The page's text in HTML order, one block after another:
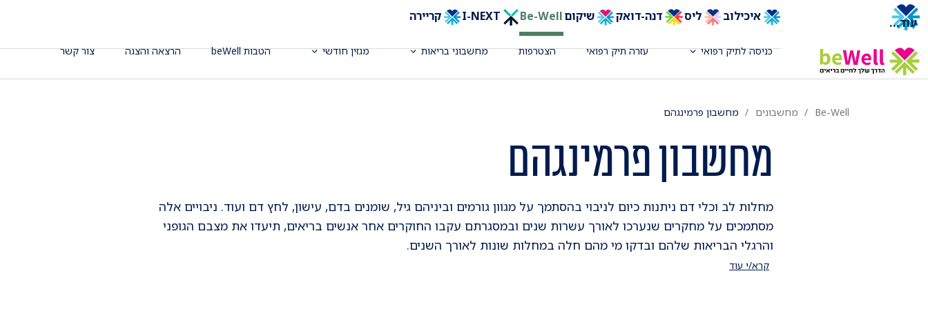
איכילוב ליס דנה-דואק שיקוםBe-Well קריירה
כניסה לתיק רפואי עזרה תיק רפואי הצטרפות מחשבוני בריאות מגזין חודשי הטבות beWell הרצאה והצגה צור קשר
עוד...
Be-Well מחשבונים מחשבון פרמינגהם
מחשבון פרמינגהם
מחלות לב וכלי דם ניתנות כיום לניבוי בהסתמך על מגוון גורמים וביניהם גיל, שומנים בדם, עישון, לחץ דם ועוד. ניבויים אלה
מסתמכים על מחקרים שנערכו לאורך עשרות שנים ובמסגרתם עקבו החוקרים אחר אנשים בריאים, תיעדו את מצבם הגופני
והרגלי הבריאות שלהם ובדקו מי מהם חלה במחלות שונות לאורך השנים.
קרא/י עוד